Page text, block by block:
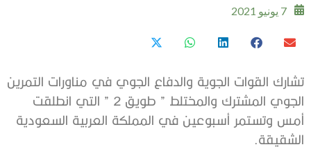
7 يونيو 2021
تشارك القوات الجوية والدفاع الجوي في مناورات التمرين
الجوي المشترك والمختلط ” طويق 2 ” التي انطلقت
أمس وتستمر أسبوعين في المملكة العربية السعودية
الشقيقة.